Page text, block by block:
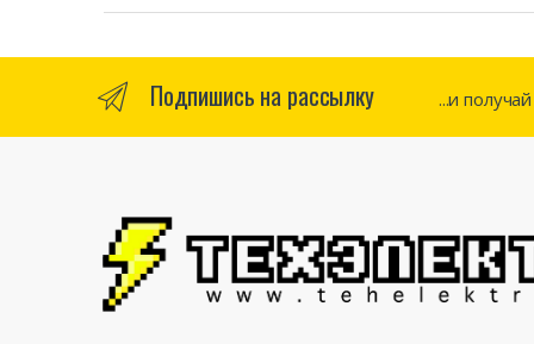
Подпишись на рассылку ...и получай